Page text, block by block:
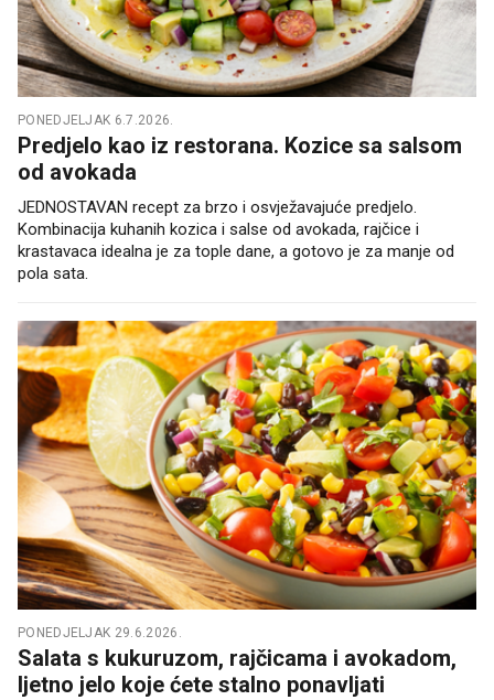
PONEDJELJAK 6.7.2026.
Predjelo kao iz restorana. Kozice sa salsom
od avokada
JEDNOSTAVAN recept za brzo i osvježavajuće predjelo.
Kombinacija kuhanih kozica i salse od avokada, rajčice i
krastavaca idealna je za tople dane, a gotovo je za manje od
pola sata.
PONEDJELJAK 29.6.2026.
Salata s kukuruzom, rajčicama i avokadom,
ljetno jelo koje ćete stalno ponavljati